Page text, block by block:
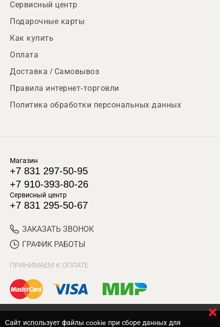
Сервисный центр
Подарочные карты
Как купить
Оплата
Доставка / Самовывоз
Правила интернет-торговли
Политика обработки персональных данных
Магазин
+7 831 297-50-95
+7 910-393-80-26
Сервисный центр
+7 831 295-50-67
ЗАКАЗАТЬ ЗВОНОК
ГРАФИК РАБОТЫ
ПРИНИМАЕМ К ОПЛАТЕ
Cайт использует файлы cookie при сборе данных для